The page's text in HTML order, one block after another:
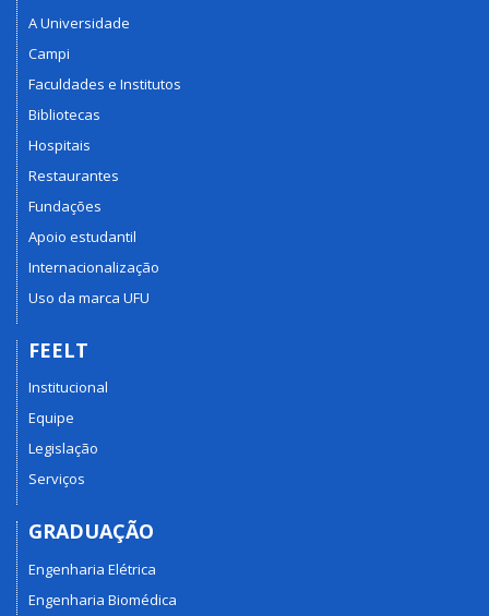
A Universidade
Campi
Faculdades e Institutos
Bibliotecas
Hospitais
Restaurantes
Fundações
Apoio estudantil
Internacionalização
Uso da marca UFU
FEELT
Institucional
Equipe
Legislação
Serviços
GRADUAÇÃO
Engenharia Elétrica
Engenharia Biomédica